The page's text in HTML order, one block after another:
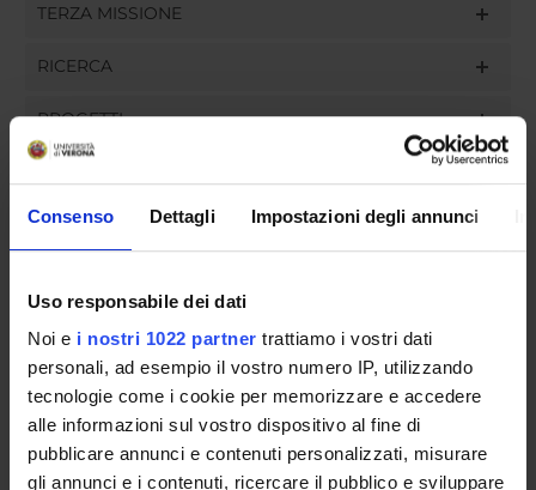
Consenso Dettagli Impostazioni degli annunci
Uso responsabile dei dati
Noi e i nostri 1022 partner trattiamo i vostri dati
personali, ad esempio il vostro numero IP, utilizzando
tecnologie come i cookie per memorizzare e accedere
alle informazioni sul vostro dispositivo al fine di
pubblicare annunci e contenuti personalizzati, misurare
gli annunci e i contenuti, ricercare il pubblico e sviluppare
TERZA MISSIONE
RICERCA
PROGETTI
ORGANIZZAZIONE
COMMISSIONI
UFFICI E STRUTTURE DI SERVIZIO